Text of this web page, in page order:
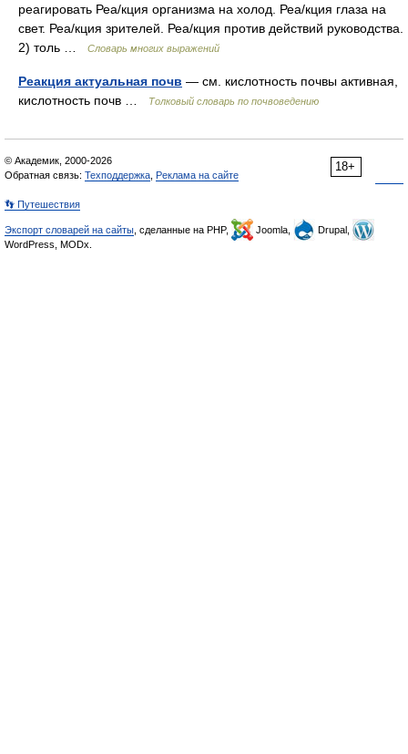
реагировать Реа/кция организма на холод. Реа/кция глаза на
свет. Реа/кция зрителей. Реа/кция против действий руководства.
2) толь …
Словарь многих выражений
Реакция актуальная почв — см. кислотность почвы активная,
кислотность почв …
Толковый словарь по почвоведению
18+
© Академик, 2000-2026
Обратная связь: Техподдержка Реклама на сайте
👣 Путешествия
Экспорт словарей на сайты , сделанные на PHP, Joomla,
Drupal,
WordPress, MODx.